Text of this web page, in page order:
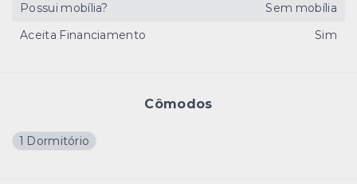
Cômodos
1 Dormitório
Possui mobília?
Sem mobília
Aceita Financiamento
Sim